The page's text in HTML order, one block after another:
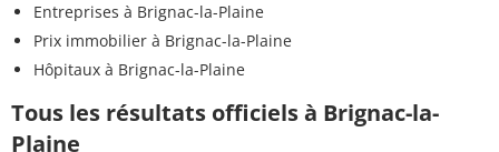
Entreprises à Brignac-la-Plaine
Prix immobilier à Brignac-la-Plaine
Hôpitaux à Brignac-la-Plaine
Tous les résultats officiels à Brignac-la-
Plaine